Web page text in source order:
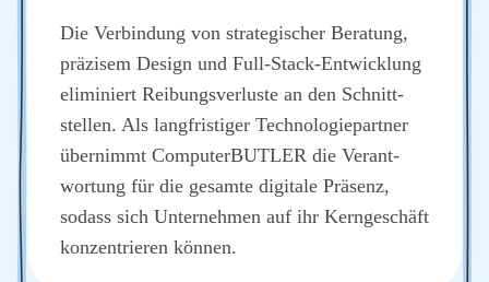
Die Ver­bin­dung von stra­te­gi­scher Bera­tung,
prä­zi­sem Design und Full-Stack-Ent­wick­lung
eli­mi­niert Rei­bungs­ver­lus­te an den Schnitt­
stel­len. Als lang­fris­ti­ger Tech­no­lo­gie­part­ner
über­nimmt Com­pu­ter­BUT­LER die Ver­ant­
wor­tung für die gesam­te digi­ta­le Prä­senz,
sodass sich Unter­neh­men auf ihr Kern­ge­schäft
kon­zen­trie­ren kön­nen.